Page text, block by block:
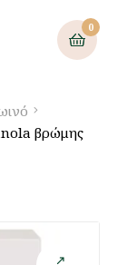
0
βρώμης